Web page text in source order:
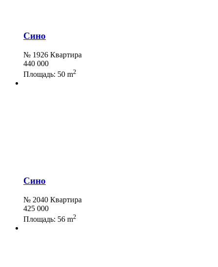
Сино
№ 1926 Квартира
440 000
Площадь: 50 m2
Сино
№ 2040 Квартира
425 000
Площадь: 56 m2